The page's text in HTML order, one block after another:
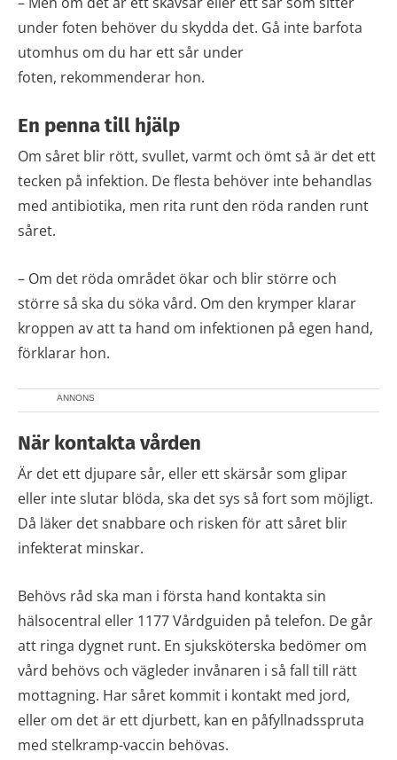
under foten behöver du skydda det. Gå inte barfota
utomhus om du har ett sår under
foten, rekommenderar hon.
En penna till hjälp
Om såret blir rött, svullet, varmt och ömt så är det ett
tecken på infektion. De flesta behöver inte behandlas
med antibiotika, men rita runt den röda randen runt
såret.
– Om det röda området ökar och blir större och
större så ska du söka vård. Om den krymper klarar
kroppen av att ta hand om infektionen på egen hand,
förklarar hon.
ANNONS
När kontakta vården
Är det ett djupare sår, eller ett skärsår som glipar
eller inte slutar blöda, ska det sys så fort som möjligt.
Då läker det snabbare och risken för att såret blir
infekterat minskar.
Behövs råd ska man i första hand kontakta sin
hälsocentral eller 1177 Vårdguiden på telefon. De går
att ringa dygnet runt. En sjuksköterska bedömer om
vård behövs och vägleder invånaren i så fall till rätt
mottagning. Har såret kommit i kontakt med jord,
eller om det är ett djurbett, kan en påfyllnadsspruta
med stelkramp-vaccin behövas.